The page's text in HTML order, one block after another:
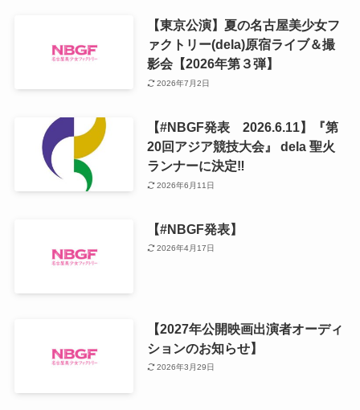
【東京公演】夏の名古屋美少女フ
ァクトリー(dela)原宿ライブ＆撮
影会【2026年第３弾】
2026年7月2日
【#NBGF発表 2026.6.11】『第
20回アジア競技大会』 dela 聖火
ランナーに決定‼️
2026年6月11日
【#NBGF発表】
2026年4月17日
【2027年公開映画出演者オーディ
ションのお知らせ】
2026年3月29日